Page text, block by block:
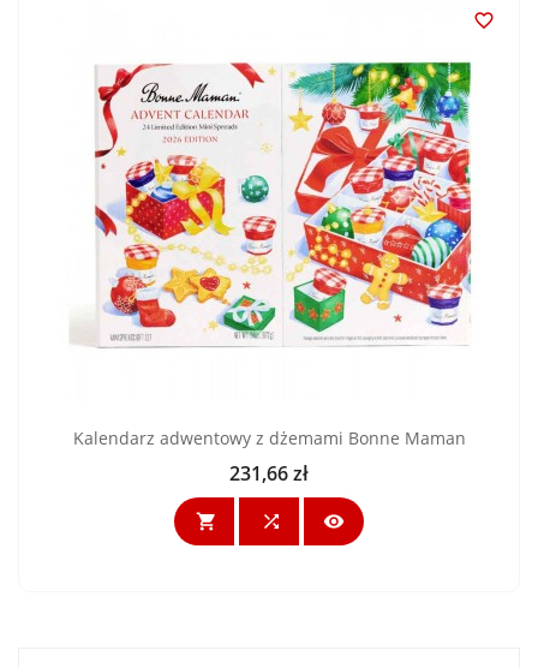

Kalendarz adwentowy z dżemami Bonne Maman
Cena
231,66 zł
  